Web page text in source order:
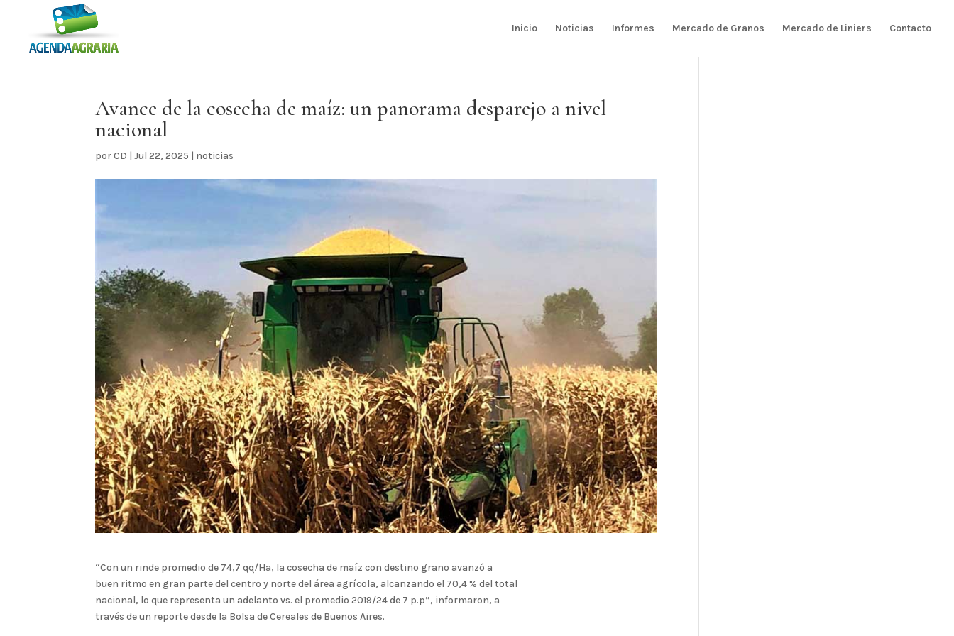
Inicio Noticias Informes Mercado de Granos Mercado de Liniers Contacto
Avance de la cosecha de maíz: un panorama desparejo a nivel
nacional
porCD |Jul 22, 2025 | noticias
“Con un rinde promedio de 74,7 qq/Ha, la cosecha de maíz con destino grano avanzó a
buen ritmo en gran parte del centro y norte del área agrícola, alcanzando el 70,4 % del total
nacional, lo que representa un adelanto vs. el promedio 2019/24 de 7 p.p”, informaron, a
través de un reporte desde la Bolsa de Cereales de Buenos Aires.